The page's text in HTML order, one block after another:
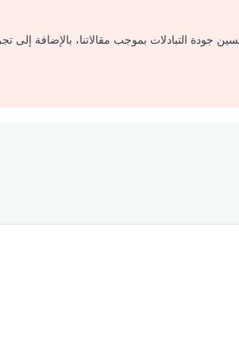
جودة التبادلات بموجب مقالاتنا، بالإضافة